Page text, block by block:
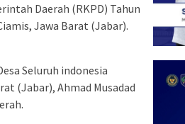
Daerah (RKPD) Tahun
Jawa Barat (Jabar).
Seluruh indonesia
(Jabar), Ahmad Musadad